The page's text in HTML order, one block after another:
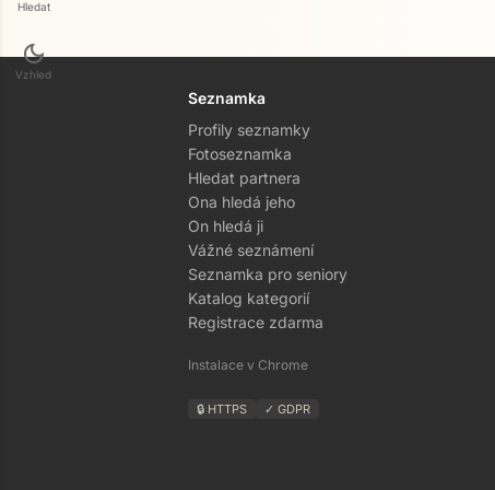
Hledat
dark_mode
Vzhled
Seznamka
Profily seznamky
Fotoseznamka
Hledat partnera
Ona hledá jeho
On hledá ji
Vážné seznámení
Seznamka pro seniory
Katalog kategorií
Registrace zdarma
Instalace v Chrome
🔒 HTTPS ✓ GDPR